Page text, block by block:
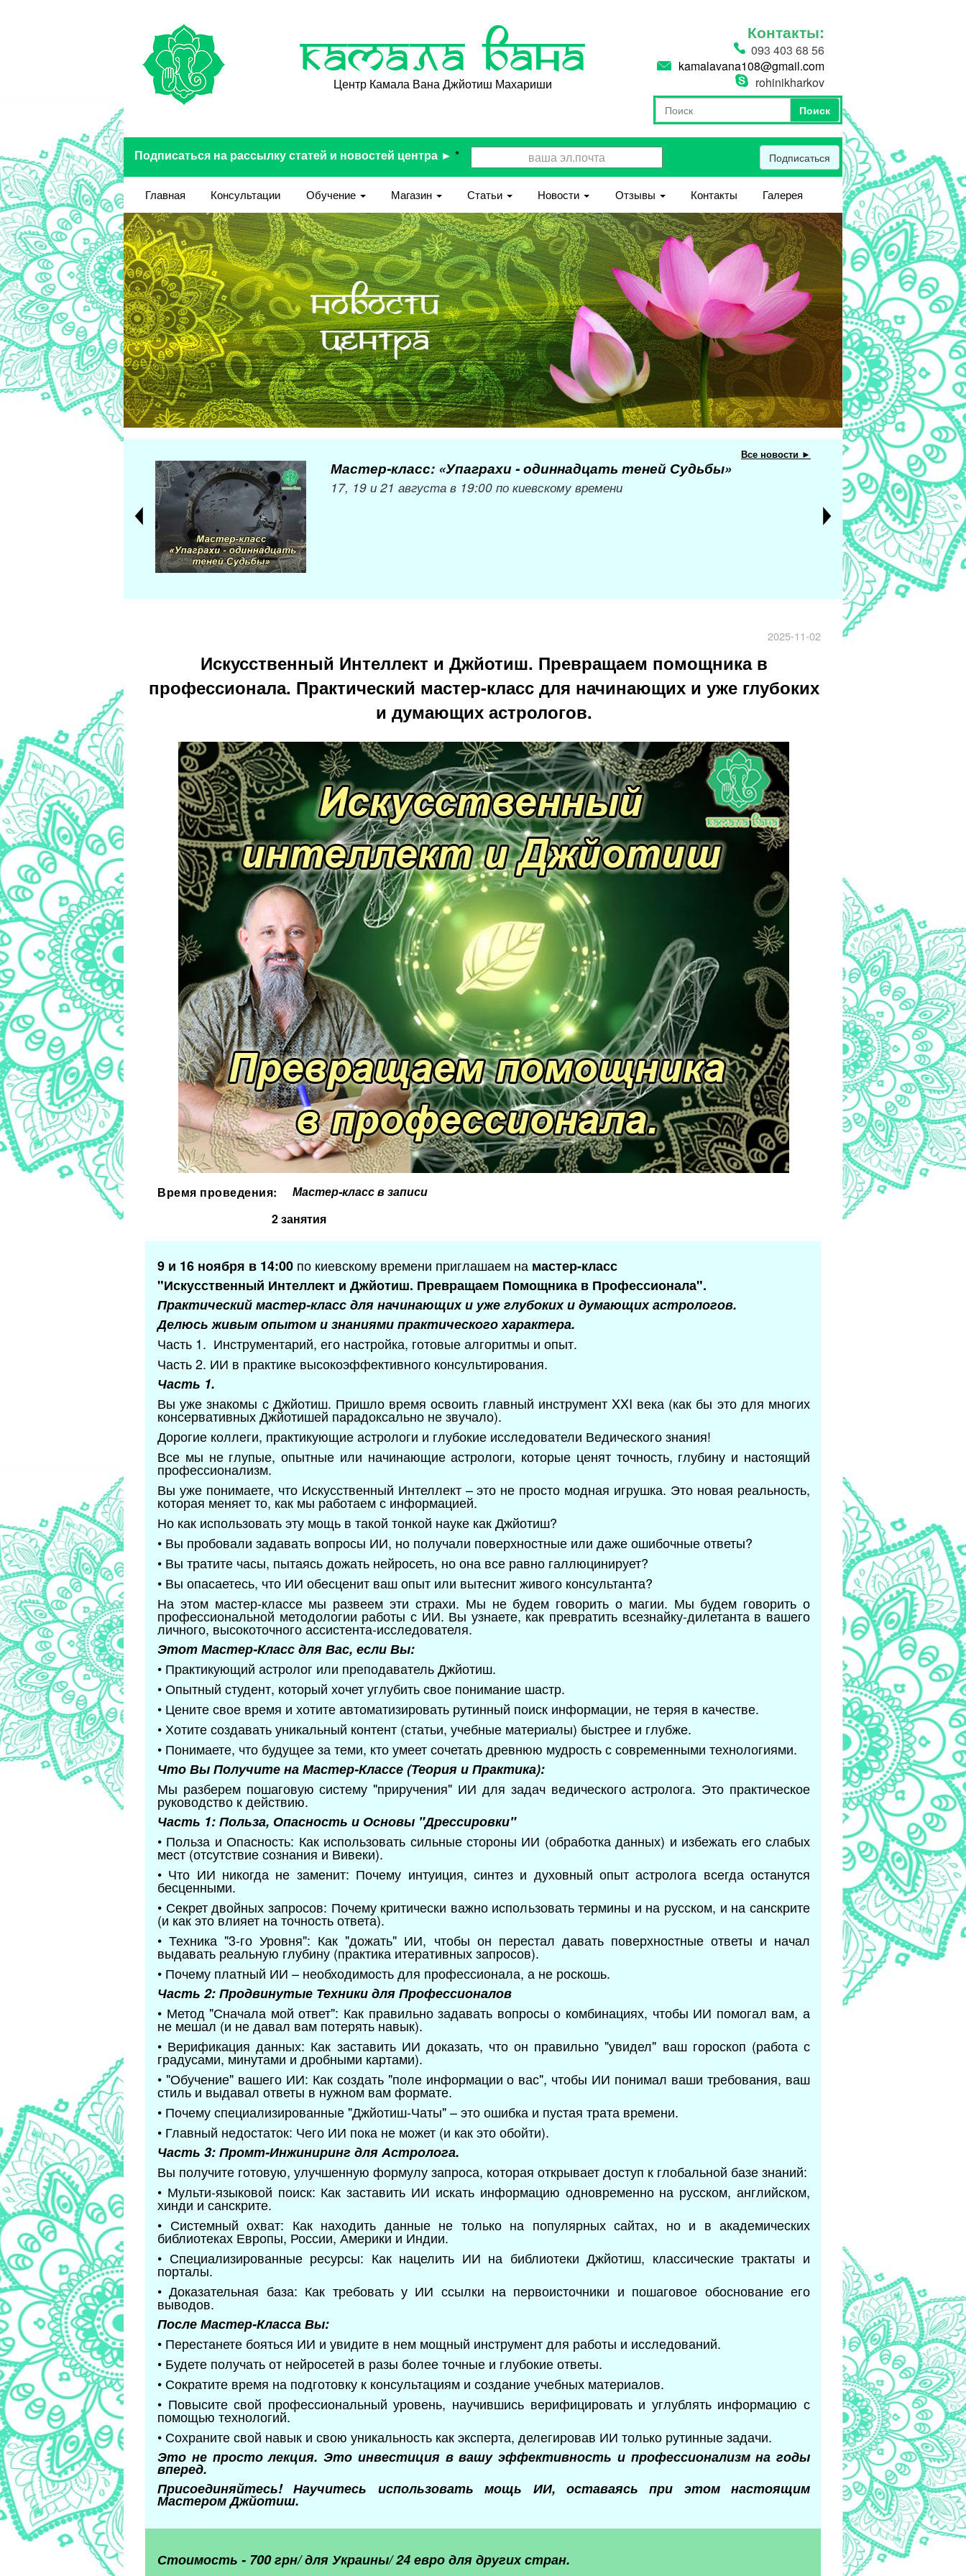
Камала Вана
Центр Камала Вана Джйотиш Махариши
Контакты:
093 403 68 56
kamalavana108@gmail.com
rohinikharkov
Форма поиска
Поиск
Поиск
Подписаться на рассылку статей и новостей центра ► * Подписаться
Главная Консультации Обучение Магазин Статьи Новости Отзывы Контакты Галерея
Все новости ►
Мастер-класс: «Упаграхи - одиннадцать теней Судьбы»
17, 19 и 21 августа в 19:00 по киевскому времени
2025-11-02
Искусственный Интеллект и Джйотиш. Превращаем помощника в
профессионала. Практический мастер-класс для начинающих и уже глубоких
и думающих астрологов.
Время проведения:
Мастер-класс в записи
2 занятия
9 и 16 ноября в 14:00 по киевскому времени приглашаем на мастер-класс
"Искусственный Интеллект и Джйотиш. Превращаем Помощника в Профессионала".
Практический мастер-класс для начинающих и уже глубоких и думающих астрологов.
Делюсь живым опытом и знаниями практического характера.
Часть 1. Инструментарий, его настройка, готовые алгоритмы и опыт.
Часть 2. ИИ в практике высокоэффективного консультирования.
Часть 1.
Вы уже знакомы с Джйотиш. Пришло время освоить главный инструмент XXI века (как бы это для многих
консервативных Джйотишей парадоксально не звучало).
Дорогие коллеги, практикующие астрологи и глубокие исследователи Ведического знания!
Все мы не глупые, опытные или начинающие астрологи, которые ценят точность, глубину и настоящий
профессионализм.
Вы уже понимаете, что Искусственный Интеллект – это не просто модная игрушка. Это новая реальность,
которая меняет то, как мы работаем с информацией.
Но как использовать эту мощь в такой тонкой науке как Джйотиш?
• Вы пробовали задавать вопросы ИИ, но получали поверхностные или даже ошибочные ответы?
• Вы тратите часы, пытаясь дожать нейросеть, но она все равно галлюцинирует?
• Вы опасаетесь, что ИИ обесценит ваш опыт или вытеснит живого консультанта?
На этом мастер-классе мы развеем эти страхи. Мы не будем говорить о магии. Мы будем говорить о
профессиональной методологии работы с ИИ. Вы узнаете, как превратить всезнайку-дилетанта в вашего
личного, высокоточного ассистента-исследователя.
Этот Мастер-Класс для Вас, если Вы:
• Практикующий астролог или преподаватель Джйотиш.
• Опытный студент, который хочет углубить свое понимание шастр.
• Цените свое время и хотите автоматизировать рутинный поиск информации, не теряя в качестве.
• Хотите создавать уникальный контент (статьи, учебные материалы) быстрее и глубже.
• Понимаете, что будущее за теми, кто умеет сочетать древнюю мудрость с современными технологиями.
Что Вы Получите на Мастер-Классе (Теория и Практика):
Мы разберем пошаговую систему "приручения" ИИ для задач ведического астролога. Это практическое
руководство к действию.
Часть 1: Польза, Опасность и Основы "Дрессировки"
• Польза и Опасность: Как использовать сильные стороны ИИ (обработка данных) и избежать его слабых
мест (отсутствие сознания и Вивеки).
• Что ИИ никогда не заменит: Почему интуиция, синтез и духовный опыт астролога всегда останутся
бесценными.
• Секрет двойных запросов: Почему критически важно использовать термины и на русском, и на санскрите
(и как это влияет на точность ответа).
• Техника "3-го Уровня": Как "дожать" ИИ, чтобы он перестал давать поверхностные ответы и начал
выдавать реальную глубину (практика итеративных запросов).
• Почему платный ИИ – необходимость для профессионала, а не роскошь.
Часть 2: Продвинутые Техники для Профессионалов
• Метод "Сначала мой ответ": Как правильно задавать вопросы о комбинациях, чтобы ИИ помогал вам, а
не мешал (и не давал вам потерять навык).
• Верификация данных: Как заставить ИИ доказать, что он правильно "увидел" ваш гороскоп (работа с
градусами, минутами и дробными картами).
• "Обучение" вашего ИИ: Как создать "поле информации о вас", чтобы ИИ понимал ваши требования, ваш
стиль и выдавал ответы в нужном вам формате.
• Почему специализированные "Джйотиш-Чаты" – это ошибка и пустая трата времени.
• Главный недостаток: Чего ИИ пока не может (и как это обойти).
Часть 3: Промт-Инжиниринг для Астролога.
Вы получите готовую, улучшенную формулу запроса, которая открывает доступ к глобальной базе знаний:
• Мульти-языковой поиск: Как заставить ИИ искать информацию одновременно на русском, английском,
хинди и санскрите.
• Системный охват: Как находить данные не только на популярных сайтах, но и в академических
библиотеках Европы, России, Америки и Индии.
• Специализированные ресурсы: Как нацелить ИИ на библиотеки Джйотиш, классические трактаты и
порталы.
• Доказательная база: Как требовать у ИИ ссылки на первоисточники и пошаговое обоснование его
выводов.
После Мастер-Класса Вы:
• Перестанете бояться ИИ и увидите в нем мощный инструмент для работы и исследований.
• Будете получать от нейросетей в разы более точные и глубокие ответы.
• Сократите время на подготовку к консультациям и создание учебных материалов.
• Повысите свой профессиональный уровень, научившись верифицировать и углублять информацию с
помощью технологий.
• Сохраните свой навык и свою уникальность как эксперта, делегировав ИИ только рутинные задачи.
Это не просто лекция. Это инвестиция в вашу эффективность и профессионализм на годы
вперед.
Присоединяйтесь! Научитесь использовать мощь ИИ, оставаясь при этом настоящим
Мастером Джйотиш.
Стоимость - 700 грн/для Украины/ 24 евро для других стран.